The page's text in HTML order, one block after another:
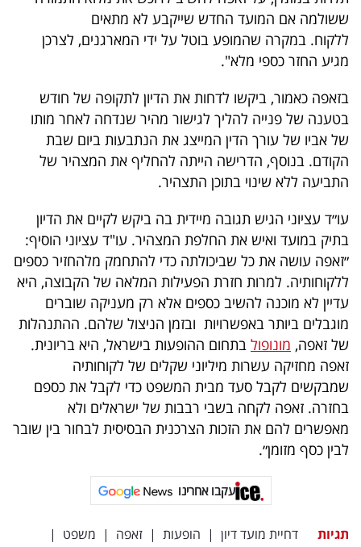
דרושים
ניוזלטרים
מייל
אדום
פרסמו
באייס
עקבו
אחרינו:
ששולמה אם המועד החדש שייקבע לא מתאים
ללקוח. במקרה שהמופע בוטל על ידי המארגנים, לצרכן
מגיע החזר כספי מלא".
בזאפה כאמור, ביקשו לדחות את הדיון לתקופה של חודש
בטענה של פנייה להליך לגישור מהיר שנדחה לאחר מותו
של אביו של עורך הדין המייצג את הנתבעות ביום שבת
הקודם. בנוסף, הדרישה הייתה להחליף את המצהיר של
התביעה ללא שינוי בתוכן התצהיר.
עו״ד עציוני הגיש תגובה מיידית בה ביקש לקיים את הדיון
בתיק במועד ואיש את החלפת המצהיר. עו"ד עציוני הוסיף:
״זאפה עושה את כל שביכולתה כדי להתחמק מלהחזיר כספים
ללקוחותיה. למרות חזרת הפעילות המלאה של הקבוצה, היא
עדיין לא מוכנה להשיב כספים אלא רק מעניקה שוברים
מוגבלים ביותר באפשרויות ובזמן הניצול שלהם. ההתנהלות
של זאפה, מונופול בתחום ההופעות בישראל, היא בריונית.
זאפה מחזיקה עשרות מיליוני שקלים של לקוחותיה
שמבקשים לקבל סעד מבית המשפט כדי לקבל את כספם
בחזרה. זאפה לקחה בשבי רבבות של ישראלים ולא
מאפשרים להם את הזכות הצרכנית הבסיסית לבחור בין שובר
לבין כסף מזומן״.
עקבו אחרינו
תגיות דחיית מועד דיון | הופעות | זאפה | משפט |